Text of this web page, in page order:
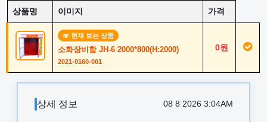
상품명 이미지 가격
현재 보는 상품
소화장비함 JH-6 2000*800(H:2000)
2021-0160-001
0원
상세 정보 08 8 2026 3:04AM